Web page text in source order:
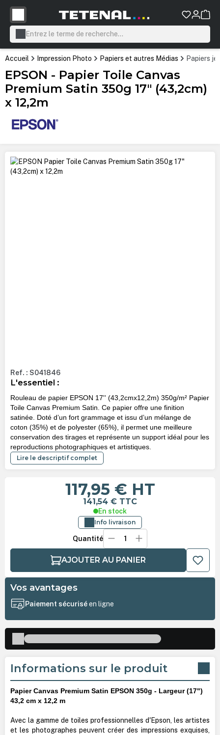
principal
Accueil Impression Photo Papiers et autres Médias Papiers
EPSON - Papier Toile Canvas
Premium Satin 350g 17" (43,2cm)
x 12,2m
Ignorer la galerie d'images
Ref. : S041846
L'essentiel :
Rouleau de papier EPSON 17'' (43,2cmx12,2m) 350g/m² Papier
Toile Canvas Premium Satin. Ce papier offre une finition
satinée. Doté d’un fort grammage et issu d’un mélange de
coton (35%) et de polyester (65%), il permet une meilleure
conservation des tirages et représente un support idéal pour les
reproductions photographiques et artistiques.
Lire le descriptif complet
117,95 € HT
141,54 € TTC
En stock
Info livraison
Quantité
AJOUTER AU PANIER
Vos avantages
Paiement sécuriséen ligne
Informations sur le produit
Papier Canvas Premium Satin EPSON 350g - Largeur (17")
43,2 cm x 12,2 m
Avec la gamme de toiles professionnelles d'Epson, les artistes
et les photographes peuvent créer des impressions exquises,